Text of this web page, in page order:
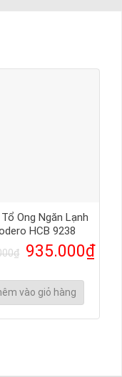
Tổ Ong Ngăn Lạnh
HCB 9238
₫ 935.000₫
vào giỏ hàng